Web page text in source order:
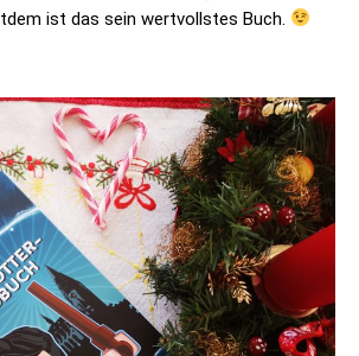
ist das sein wertvollstes Buch.